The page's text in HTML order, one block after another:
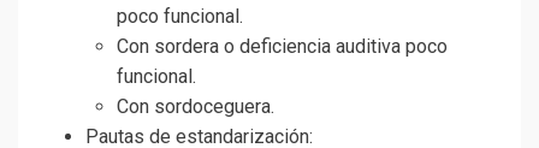
poco funcional.
Con sordera o deficiencia auditiva poco
funcional.
Con sordoceguera.
Pautas de estandarización: